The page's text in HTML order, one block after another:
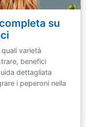
su
varietà
benefici
dettagliata
i peperoni nella